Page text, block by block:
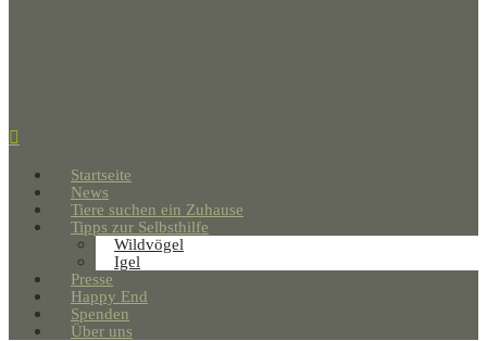
Startseite
News
Tiere suchen ein Zuhause
Tipps zur Selbsthilfe
Wildvögel
Igel
Presse
Happy End
Spenden
Über uns